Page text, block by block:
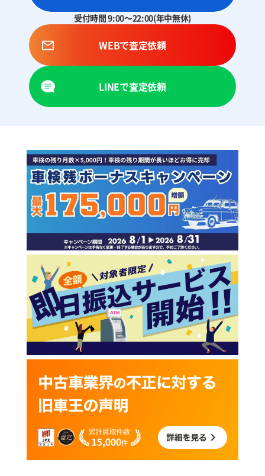
受付時間 9:00～22:00(年中無休)
WEBで査定依頼
LINEで査定依頼